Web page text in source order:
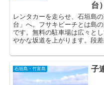
台）
レンタカーを走らせ、石垣島
台」へ。フサキビーチとは島
です。無料の駐車場は広々と
やかな坂道を上がります。段
石垣島・竹富島 子